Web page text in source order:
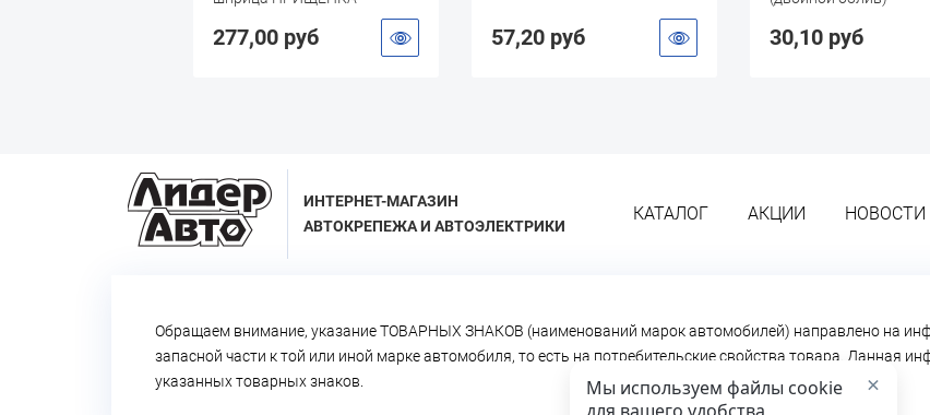
277,00 руб 57,20 руб 30,10 руб
ИНТЕРНЕТ-МАГАЗИН
АВТОКРЕПЕЖА И АВТОЭЛЕКТРИКИ
КАТАЛОГ АКЦИИ НОВОСТИ
Обращаем внимание, указание ТОВАРНЫХ ЗНАКОВ (наименований марок автомобилей) направлено на
запасной части к той или иной марке автомобиля, то есть на потребительские свойства товара. Данная
указанных товарных знаков.
Мы используем файлы cookie
×